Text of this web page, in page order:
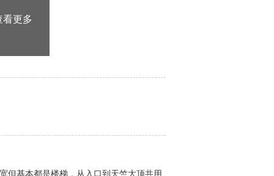
看更多
但基本都是楼梯，从入口到天竺大顶共用